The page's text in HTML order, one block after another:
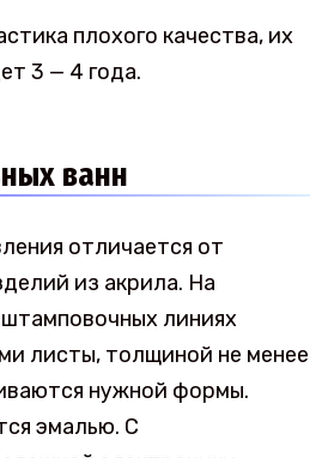
плохого качества, их
3 — 4 года.
ванн
отличается от
из акрила. На
линиях
листы, толщиной не менее
нужной формы.
эмалью. С